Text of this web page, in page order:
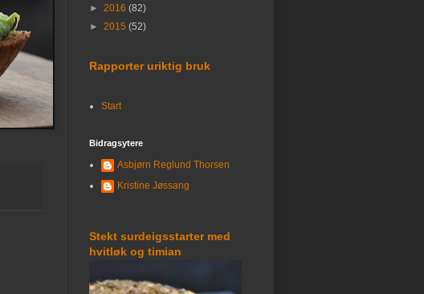
► 2016 (82)
► 2015 (52)
Rapporter uriktig bruk
Start
Bidragsytere
Asbjørn Reglund Thorsen
Kristine Jøssang
Stekt surdeigsstarter med
hvitløk og timian